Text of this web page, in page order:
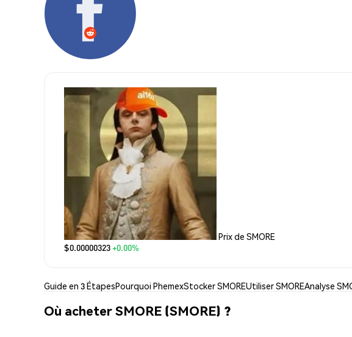
Prix de SMORE
$0.00000323+0.00%
Guide en 3 ÉtapesPourquoi PhemexStocker SMOREUtiliser SMOREAnalyse
Où acheter SMORE (SMORE) ?